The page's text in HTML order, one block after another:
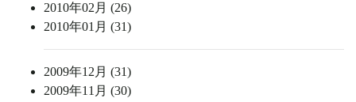
2010年02月 (26)
2010年01月 (31)
2009年12月 (31)
2009年11月 (30)